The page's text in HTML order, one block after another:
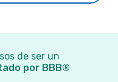
de ser un
por BBB®